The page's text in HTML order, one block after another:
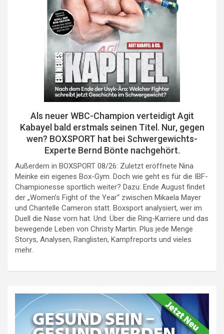
Als neuer WBC-Champion verteidigt Agit
Kabayel bald erstmals seinen Titel. Nur, gegen
wen? BOXSPORT hat bei Schwergewichts-
Experte Bernd Bönte nachgehört.
Außerdem in BOXSPORT 08/26: Zuletzt eröffnete Nina
Meinke ein eigenes Box-Gym. Doch wie geht es für die IBF-
Championesse sportlich weiter? Dazu: Ende August findet
der „Women’s Fight of the Year“ zwischen Mikaela Mayer
und Chantelle Cameron statt. Boxsport analysiert, wer im
Duell die Nase vorn hat. Und: Über die Ring-Karriere und das
bewegende Leben von Christy Martin. Plus jede Menge
Storys, Analysen, Ranglisten, Kampfreports und vieles
mehr.